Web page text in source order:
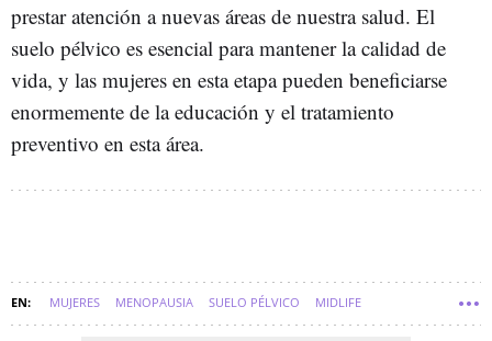
prestar atención a nuevas áreas de nuestra salud. El
suelo pélvico es esencial para mantener la calidad de
vida, y las mujeres en esta etapa pueden beneficiarse
enormemente de la educación y el tratamiento
preventivo en esta área.
MUJERES MENOPAUSIA SUELO PÉLVICO MIDLIFE